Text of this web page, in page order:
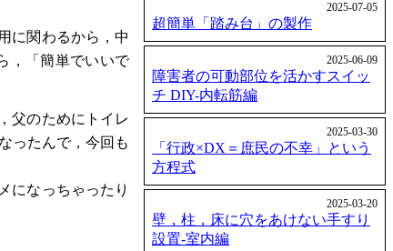
2025-07-05
超簡単「踏み台」の製作
2025-06-09
障害者の可動部位を活かすスイッ
チ DIY-内転筋編
2025-03-30
「行政×DX＝庶民の不幸」という
方程式
2025-03-20
壁，柱，床に穴をあけない手すり
設置-室内編
に関わるから，中
，「簡単でいいで
父のためにトイレ
ったんで，今回も
になっちゃったり